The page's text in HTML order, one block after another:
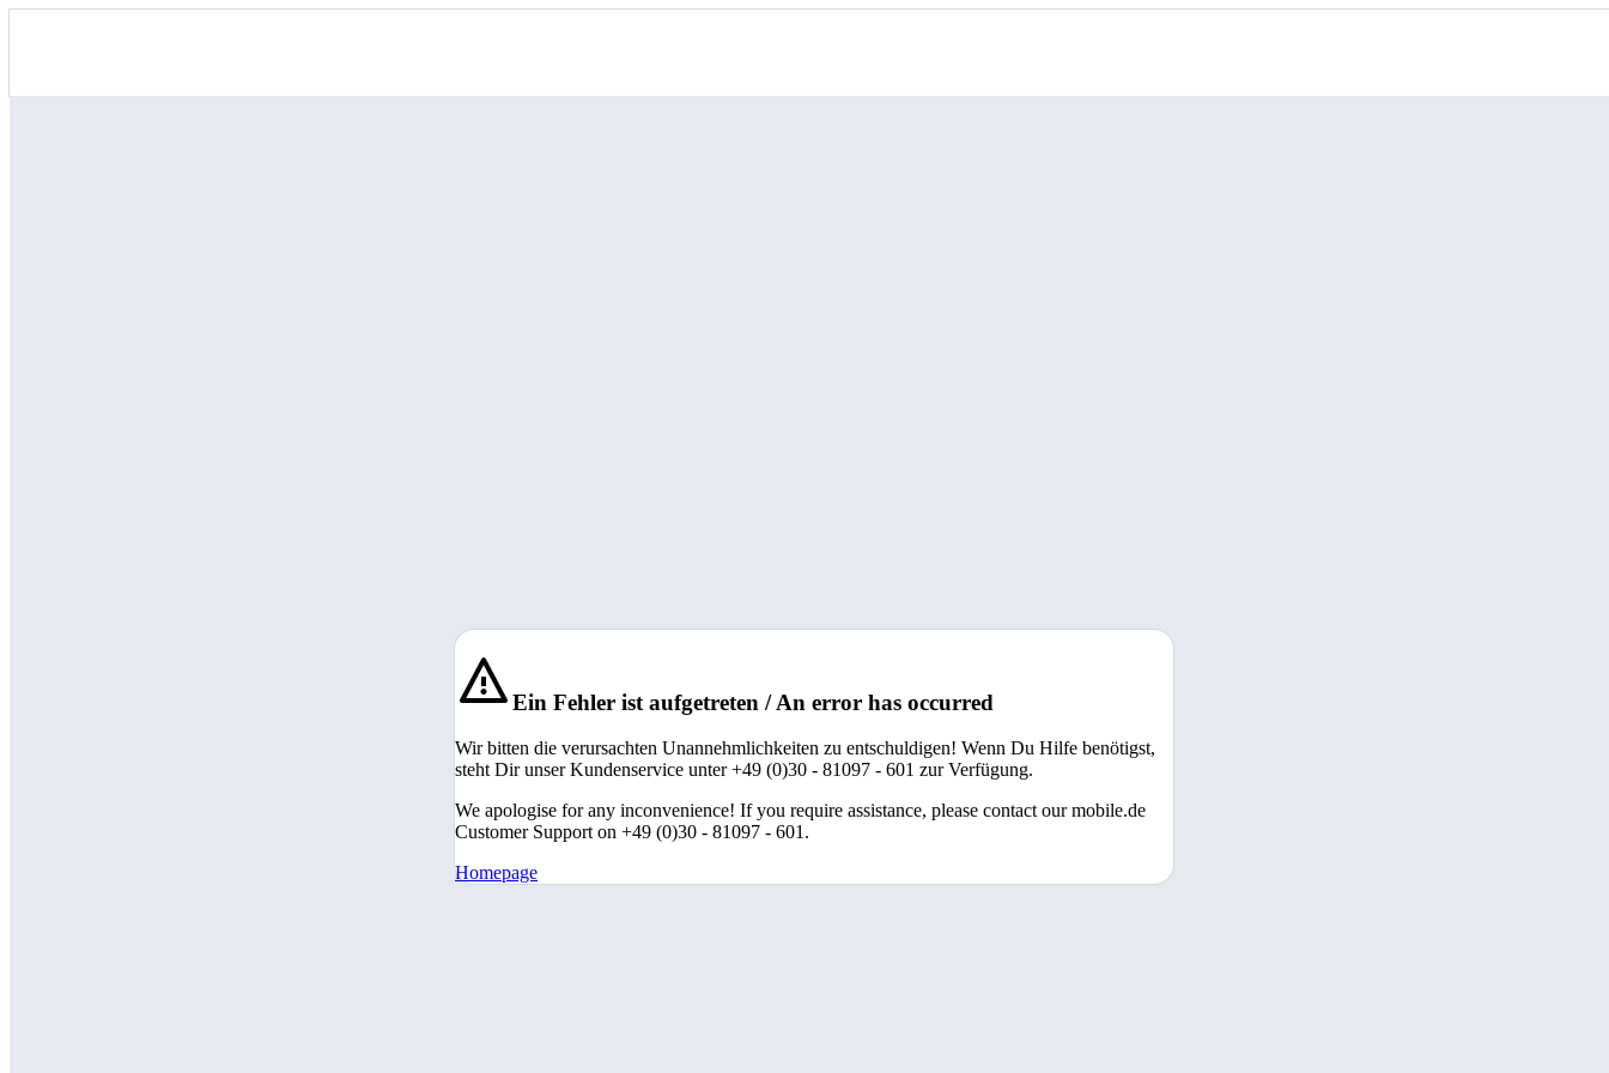
Ein Fehler ist aufgetreten / An error has occurred
Wir bitten die verursachten Unannehmlichkeiten zu entschuldigen! Wenn Du Hilfe benötigst,
steht Dir unser Kundenservice unter +49 (0)30 - 81097 - 601 zur Verfügung.
We apologise for any inconvenience! If you require assistance, please contact our mobile.de
Customer Support on +49 (0)30 - 81097 - 601.
Homepage